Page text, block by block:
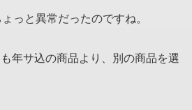
っと異常だったのですね。
年サ込の商品より、別の商品を選